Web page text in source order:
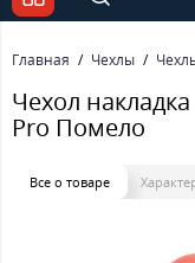
Главная Чехлы
Чехол
Pro Помело
Все о товаре